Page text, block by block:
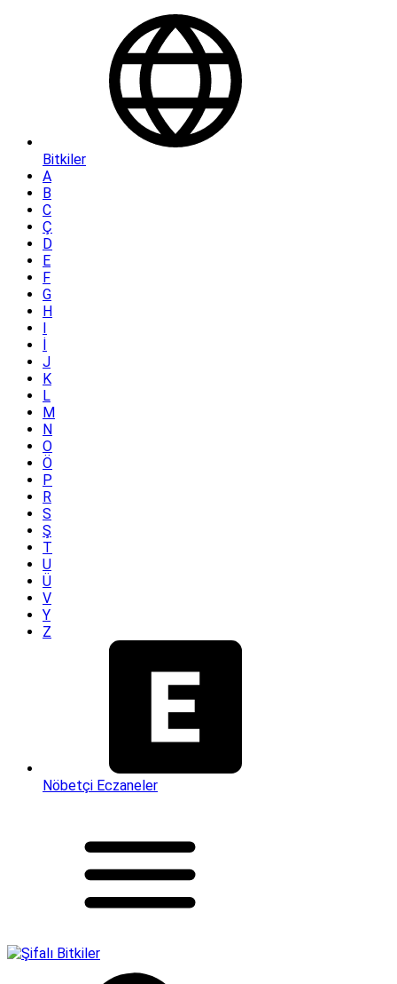
Bitkiler
A
B
C
Ç
D
E
F
G
H
I
İ
J
K
L
M
N
O
Ö
P
R
S
Ş
T
U
Ü
V
Y
Z
Nöbetçi Eczaneler